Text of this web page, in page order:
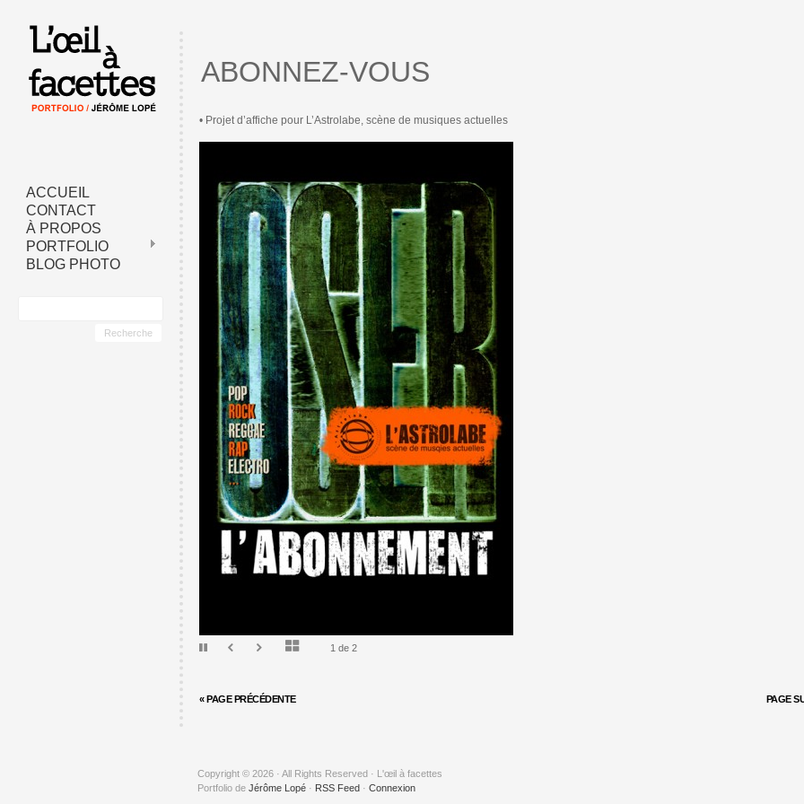
ACCUEIL
CONTACT
À PROPOS
PORTFOLIO
BLOG PHOTO
ABONNEZ-VOUS
• Projet d’affiche pour L’Astrolabe, scène de musiques actuelles
1 de 2
« PAGE PRÉCÉDENTE PAGE
Copyright © 2026 · All Rights Reserved · L'œil à facettes
Portfolio de Jérôme Lopé · RSS Feed · Connexion